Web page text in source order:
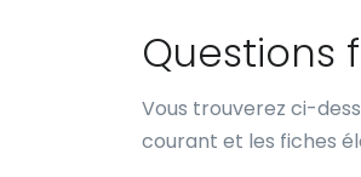
Questions
Vous trouverez ci-
courant et les fiches